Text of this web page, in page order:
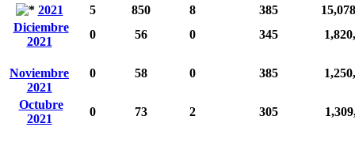
2021
5 850 8 385
Diciembre
2021
0 56 0 345
Noviembre
2021
0 58 0 385
Octubre
2021
0 73 2 305